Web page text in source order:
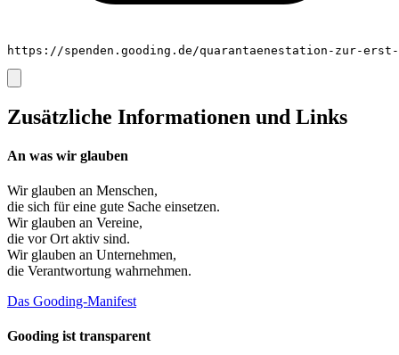
https://spenden.gooding.de/quarantaenestation-zur-
Zusätzliche Informationen und Links
An was wir glauben
Wir glauben an Menschen,
die sich für eine gute Sache einsetzen.
Wir glauben an Vereine,
die vor Ort aktiv sind.
Wir glauben an Unternehmen,
die Verantwortung wahrnehmen.
Das Gooding-Manifest
Gooding ist transparent